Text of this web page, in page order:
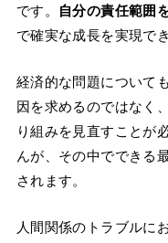
です。
自分の責任範囲
で確実な成長を実現で
経済的な問題について
因を求めるのではなく
り組みを見直すことが
んが、その中でできる
されます。
人間関係のトラブルに